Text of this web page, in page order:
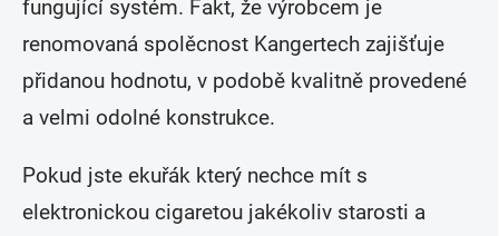
fungující systém. Fakt, že výrobcem je
renomovaná spolěcnost Kangertech zajišťuje
přidanou hodnotu, v podobě kvalitně provedené
a velmi odolné konstrukce.
Pokud jste ekuřák který nechce mít s
elektronickou cigaretou jakékoliv starosti a